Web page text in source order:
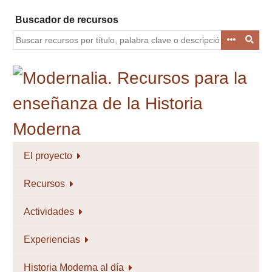
contenido
principal
Buscador de recursos
El proyecto
Recursos
Actividades
Experiencias
Historia Moderna al día